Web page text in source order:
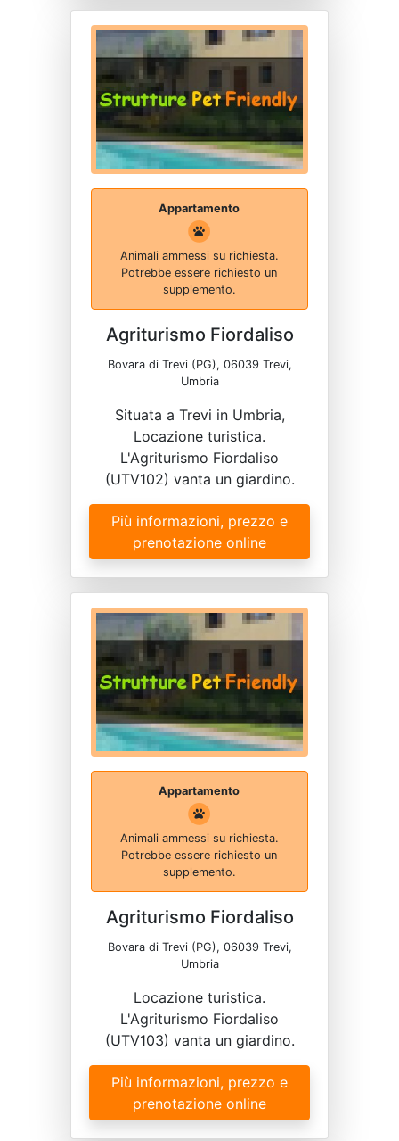
Appartamento
Animali ammessi su richiesta.
Potrebbe essere richiesto un
supplemento.
Agriturismo Fiordaliso
Bovara di Trevi (PG), 06039 Trevi,
Umbria
Situata a Trevi in Umbria,
Locazione turistica.
L'Agriturismo Fiordaliso
(UTV102) vanta un giardino.
Più informazioni, prezzo e
prenotazione online
Appartamento
Animali ammessi su richiesta.
Potrebbe essere richiesto un
supplemento.
Agriturismo Fiordaliso
Bovara di Trevi (PG), 06039 Trevi,
Umbria
Locazione turistica.
L'Agriturismo Fiordaliso
(UTV103) vanta un giardino.
Più informazioni, prezzo e
prenotazione online